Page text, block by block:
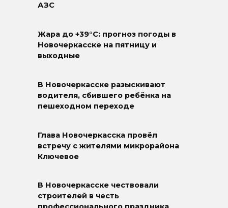
АЗС
Жара до +39°C: прогноз погоды в
Новочеркасске на пятницу и
выходные
В Новочеркасске разыскивают
водителя, сбившего ребёнка на
пешеходном переходе
Глава Новочеркасска провёл
встречу с жителями микрорайона
Ключевое
В Новочеркасске чествовали
строителей в честь